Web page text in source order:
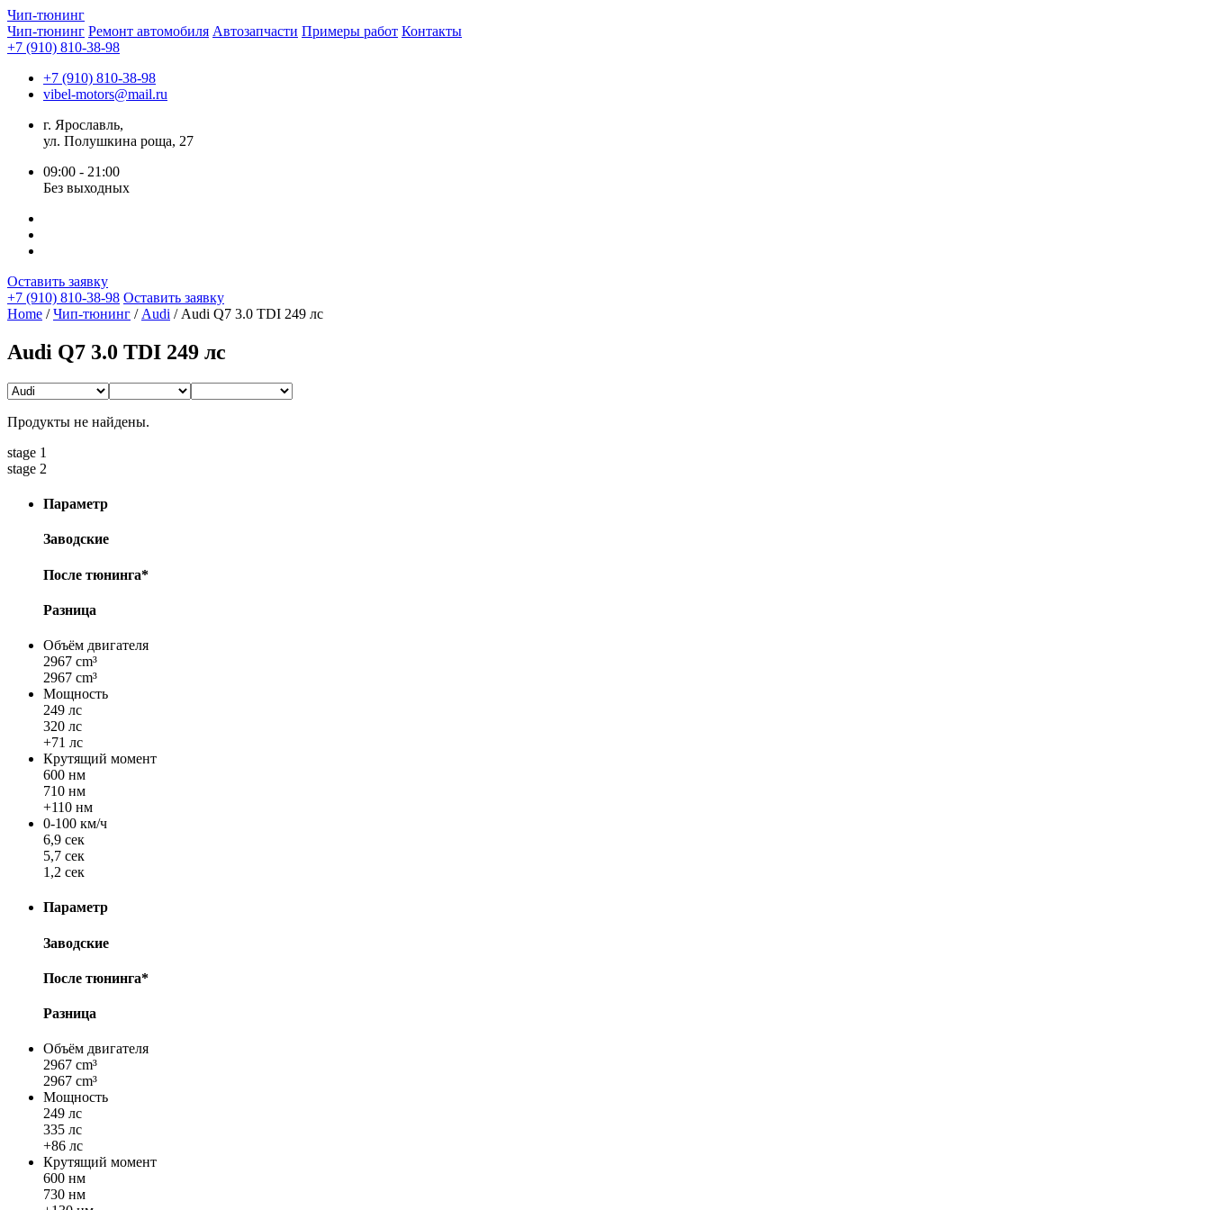
Чип-тюнинг
Чип-тюнинг Ремонт автомобиля Автозапчасти Примеры работ Контакты
+7 (910) 810-38-98
+7 (910) 810-38-98
vibel-motors@mail.ru
г. Ярославль,
ул. Полушкина роща, 27
09:00 - 21:00
Без выходных
Оставить заявку
+7 (910) 810-38-98 Оставить заявку
Home /Чип-тюнинг / Audi / Audi Q7 3.0 TDI 249 лс
Audi Q7 3.0 TDI 249 лс
Продукты не найдены.
stage 1
stage 2
Параметр
Заводские
После тюнинга*
Разница
Объём двигателя
2967 cm³
2967 cm³
Мощность
249 лс
320 лс
+71 лс
Крутящий момент
600 нм
710 нм
+110 нм
0-100 км/ч
6,9 сек
5,7 сек
1,2 сек
Параметр
Заводские
После тюнинга*
Разница
Объём двигателя
2967 cm³
2967 cm³
Мощность
249 лс
335 лс
+86 лс
Крутящий момент
600 нм
730 нм